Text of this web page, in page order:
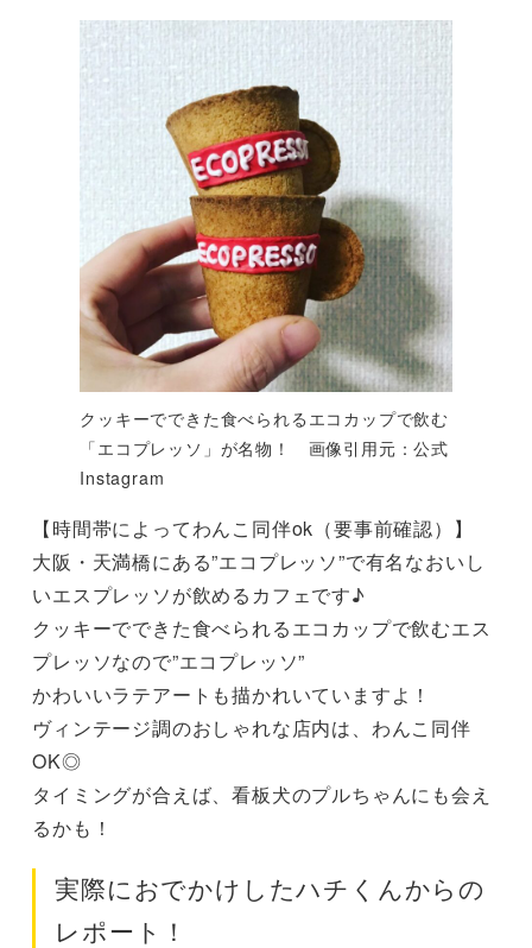
クッキーでできた食べられるエコカップで飲む
「エコプレッソ」が名物！ 画像引用元：公式
Instagram
【時間帯によってわんこ同伴ok（要事前確認）】
大阪・天満橋にある”エコプレッソ”で有名なおいし
いエスプレッソが飲めるカフェです♪
クッキーでできた食べられるエコカップで飲むエス
プレッソなので”エコプレッソ”
かわいいラテアートも描かれいていますよ！
ヴィンテージ調のおしゃれな店内は、わんこ同伴
OK◎
タイミングが合えば、看板犬のプルちゃんにも会え
るかも！
実際におでかけしたハチくんからの
レポート！